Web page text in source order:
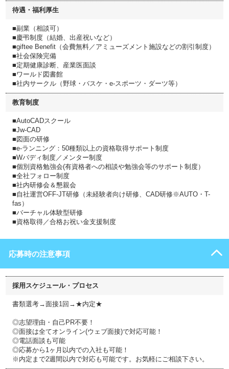
待遇・福利厚生
■副業（相談可）
■慶弔制度（結婚、出産祝いなど）
■giftee Benefit（会費無料／アミューズメント施設などの割引制度）
■社会保険完備
■定期健康診断、産業医面談
■ワールド図書館
■社内サークル（野球・バスケ・e-スポーツ・ダーツ等）
教育制度
■AutoCADスクール
■Jw‐CAD
■図面の研修
■e-ランニング：50種類以上の資格取得サポート制度
■Wバディ制度／メンター制度
■個別資格勉強会(有資格者への相談や勉強会等のサポート制度）
■全社フォロー制度
■社内研修会＆懇親会
■自社運営OFF-JT研修（未経験者向け研修、CAD研修※AUTO・T-
fas）
■バーチャル体験型研修
■資格取得／合格お祝い金支援制度
応募時の注意事項
採用スケジュール・プロセス
書類選考→面接1回→★内定★
◎志望理由・自己PR不要！
◎面接は全てオンライン(ウェブ面接)で対応可能！
◎電話面談も可能
◎応募から1ヶ月以内での入社も可能！
※内定まで2週間以内で対応も可能です。お気軽にご相談下さい。